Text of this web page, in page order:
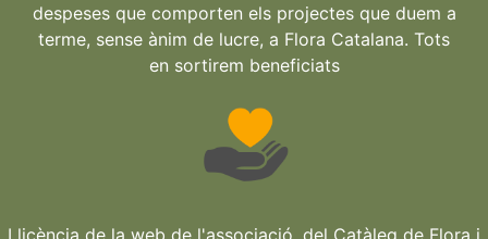
despeses que comporten els projectes que duem a
terme, sense ànim de lucre, a Flora Catalana. Tots
en sortirem beneficiats
Llicència de la web de l'associació, del Catàleg de Flora i